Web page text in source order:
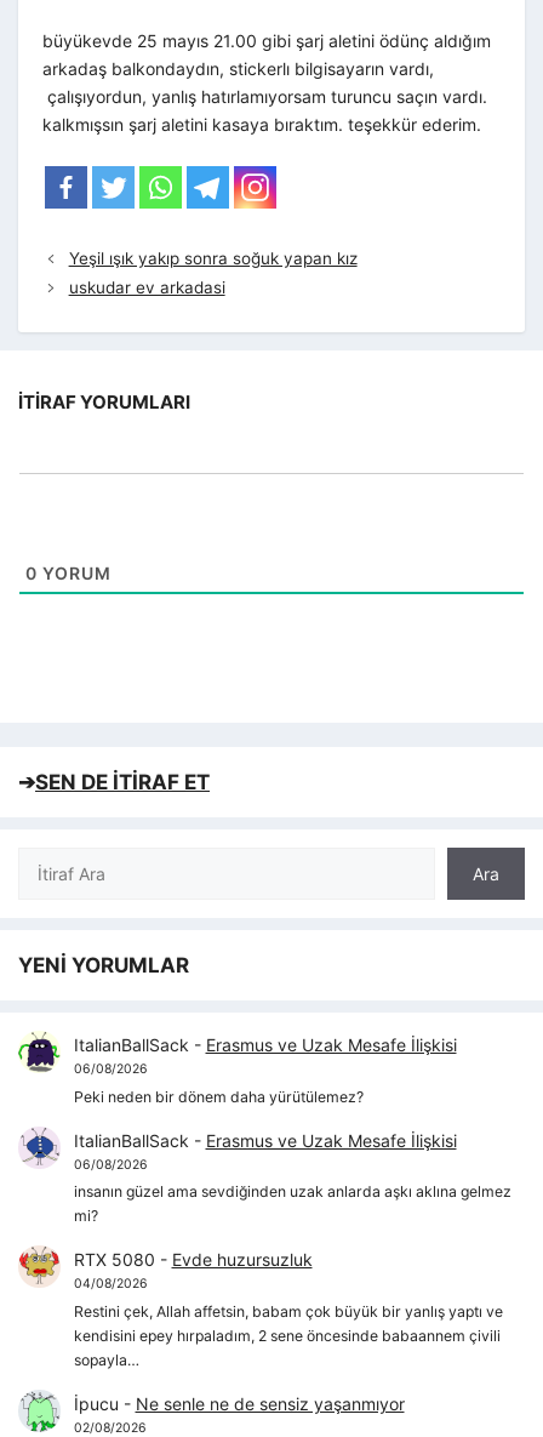
büyükevde 25 mayıs 21.00 gibi şarj aletini ödünç aldığım
arkadaş balkondaydın, stickerlı bilgisayarın vardı,
çalışıyordun, yanlış hatırlamıyorsam turuncu saçın vardı.
kalkmışsın şarj aletini kasaya bıraktım. teşekkür ederim.
Yeşil ışık yakıp sonra soğuk yapan kız
uskudar ev arkadasi
İTIRAF YORUMLARI
0 YORUM
➔SEN DE İTİRAF ET
Ara
Ara
YENİ YORUMLAR
ItalianBallSack - Erasmus ve Uzak Mesafe İlişkisi
06/08/2026
Peki neden bir dönem daha yürütülemez?
ItalianBallSack - Erasmus ve Uzak Mesafe İlişkisi
06/08/2026
insanın güzel ama sevdiğinden uzak anlarda aşkı aklına gelmez
mi?
RTX 5080 - Evde huzursuzluk
04/08/2026
Restini çek, Allah affetsin, babam çok büyük bir yanlış yaptı ve
kendisini epey hırpaladım, 2 sene öncesinde babaannem çivili
sopayla…
İpucu - Ne senle ne de sensiz yaşanmıyor
02/08/2026